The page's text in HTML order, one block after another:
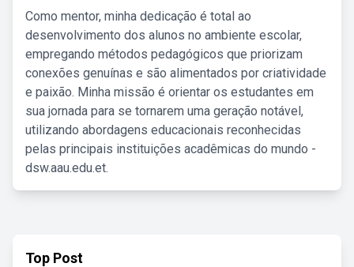
Como mentor, minha dedicação é total ao
desenvolvimento dos alunos no ambiente escolar,
empregando métodos pedagógicos que priorizam
conexões genuínas e são alimentados por criatividade
e paixão. Minha missão é orientar os estudantes em
sua jornada para se tornarem uma geração notável,
utilizando abordagens educacionais reconhecidas
pelas principais instituições acadêmicas do mundo -
dsw.aau.edu.et.
Top Post